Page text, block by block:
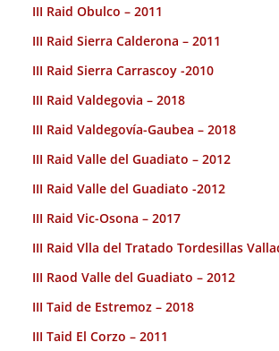
III Raid Obulco – 2011
III Raid Sierra Calderona – 2011
III Raid Sierra Carrascoy -2010
III Raid Valdegovia – 2018
III Raid Valdegovía-Gaubea – 2018
III Raid Valle del Guadiato – 2012
III Raid Valle del Guadiato -2012
III Raid Vic-Osona – 2017
III Raid Vlla del Tratado Tordesillas
III Raod Valle del Guadiato – 2012
III Taid de Estremoz – 2018
III Taid El Corzo – 2011